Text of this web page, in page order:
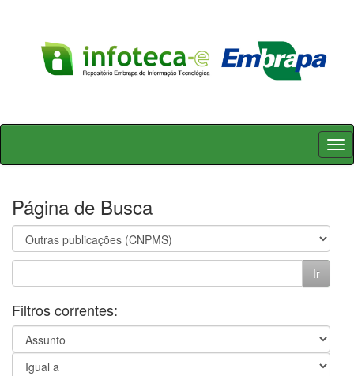
Skip
Página de Busca
Filtros correntes: